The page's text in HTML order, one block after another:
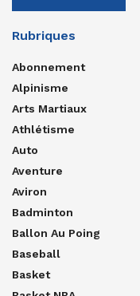
Rubriques
Abonnement
Alpinisme
Arts Martiaux
Athlétisme
Auto
Aventure
Aviron
Badminton
Ballon Au Poing
Baseball
Basket